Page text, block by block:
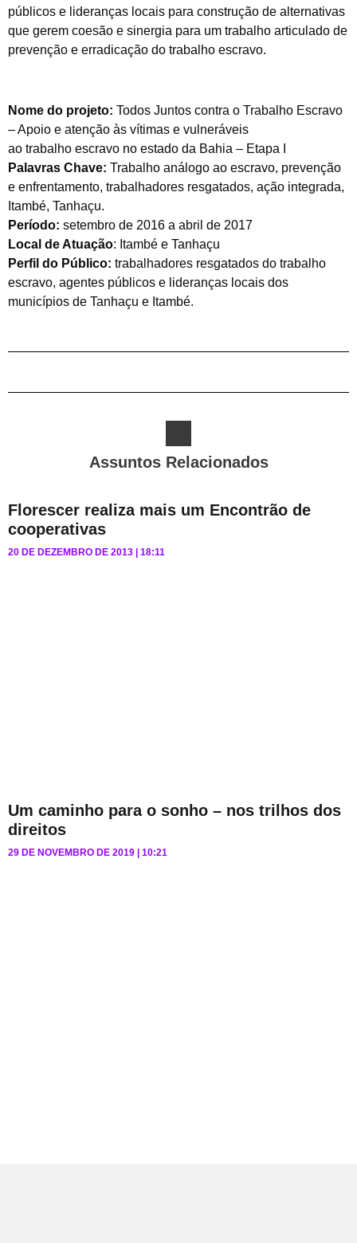
públicos e lideranças locais para construção de alternativas
que gerem coesão e sinergia para um trabalho articulado de
prevenção e erradicação do trabalho escravo.
Nome do projeto: Todos Juntos contra o Trabalho Escravo
– Apoio e atenção às vítimas e vulneráveis
ao trabalho escravo no estado da Bahia – Etapa I
Palavras Chave: Trabalho análogo ao escravo, prevenção
e enfrentamento, trabalhadores resgatados, ação integrada,
Itambé, Tanhaçu.
Período: setembro de 2016 a abril de 2017
Local de Atuação: Itambé e Tanhaçu
Perfil do Público: trabalhadores resgatados do trabalho
escravo, agentes públicos e lideranças locais dos
municípios de Tanhaçu e Itambé.
Assuntos Relacionados
Florescer realiza mais um Encontrão de
cooperativas
20 DE DEZEMBRO DE 2013 18:11
Um caminho para o sonho – nos trilhos dos
direitos
29 DE NOVEMBRO DE 2019 10:21